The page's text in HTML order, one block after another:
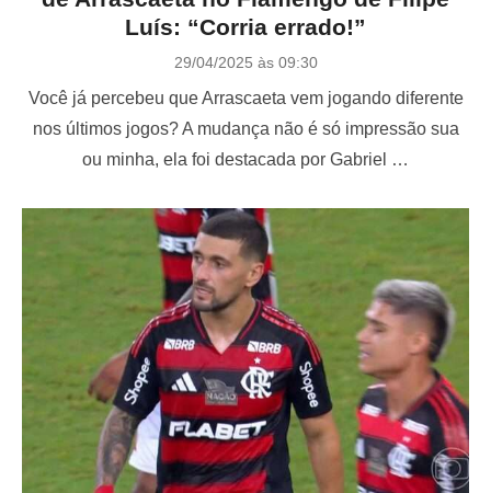
Luís: “Corria errado!”
P
s
t
e
d
29/04/2025 às 09:30
Você já percebeu que Arrascaeta vem jogando diferente
nos últimos jogos? A mudança não é só impressão sua
ou minha, ela foi destacada por Gabriel …